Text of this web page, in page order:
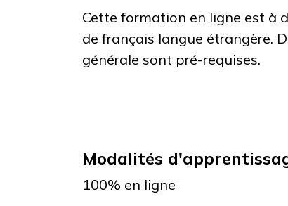
Cette formation en ligne est à
de français langue étrangère.
générale sont pré-requises.
Modalités
100% en ligne